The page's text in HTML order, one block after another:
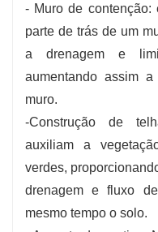
- Muro de contenção:
parte de trás de um
a drenagem e
aumentando assim
muro.
-Construção de
auxiliam a
verdes,
drenagem e fluxo
mesmo tempo o solo.